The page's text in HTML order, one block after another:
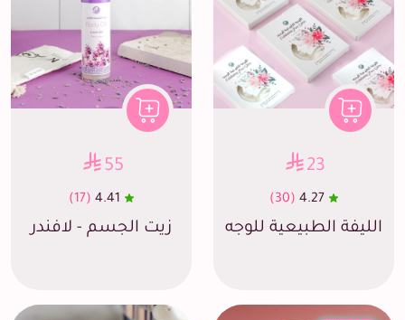
23
4.27
(30)
الليفة الطبيعية للوجه
55
4.41
(17)
زيت الجسم - لافندر